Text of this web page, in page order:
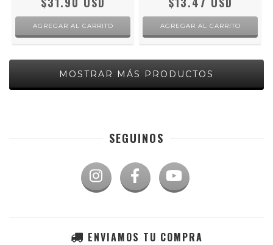
MOSTRAR MÁS PRODUCTOS
SEGUINOS
ENVIAMOS TU COMPRA